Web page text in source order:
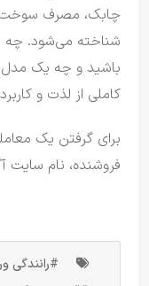
چابک، مصرف سوخت
شناخته می‌شود. چه
کاملی از لذت و
برای گرفتن یک
فروشنده، نام سایت
#رانندگی